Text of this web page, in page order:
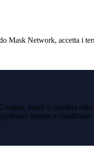
Mask Network, accetta i
vendi o scambia
termini e condizioni.